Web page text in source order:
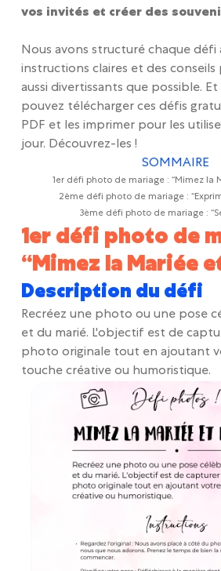
vos invités et créer des
Nous avons structuré chaque défi
instructions claires et des
aussi divertissants que possible. Et
pouvez télécharger ces défis
PDF et les imprimer pour les
jour. Découvrez-les !
SOMMAIRE
1er défi photo de mariage : “Mimez la
2ème défi photo de mariage :
3ème défi photo de mariage :
1er défi photo de
“Mimez la Mariée
Description du défi
Recréez une photo ou une pose
et du marié. L'objectif est de
photo originale tout en ajoutant
touche créative ou humoristique.